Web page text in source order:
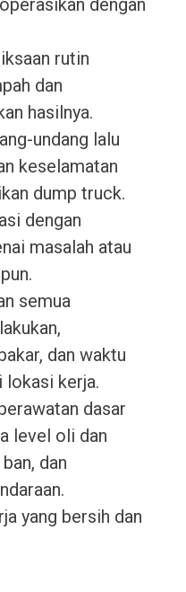
dengan
rutin
dan
hasilnya.
undang lalu
keselamatan
dump truck.
dengan
masalah atau
semua
dan waktu
lokasi kerja.
dasar
level oli dan
dan
yang bersih dan